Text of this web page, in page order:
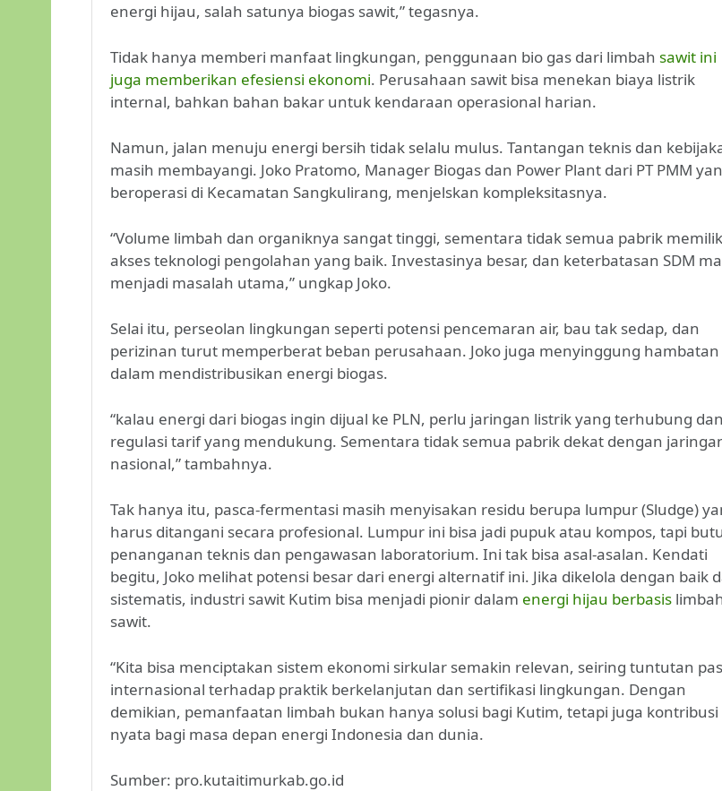
energi hijau, salah satunya biogas sawit,” tegasnya.
Tidak hanya memberi manfaat lingkungan, penggunaan bio gas dari limbah sawit ini
juga memberikan efesiensi ekonomi. Perusahaan sawit bisa menekan biaya listrik
internal, bahkan bahan bakar untuk kendaraan operasional harian.
Namun, jalan menuju energi bersih tidak selalu mulus. Tantangan teknis dan
masih membayangi. Joko Pratomo, Manager Biogas dan Power Plant dari PT PMM
beroperasi di Kecamatan Sangkulirang, menjelskan kompleksitasnya.
“Volume limbah dan organiknya sangat tinggi, sementara tidak semua pabrik
akses teknologi pengolahan yang baik. Investasinya besar, dan keterbatasan SDM
menjadi masalah utama,” ungkap Joko.
Selai itu, perseolan lingkungan seperti potensi pencemaran air, bau tak sedap, dan
perizinan turut memperberat beban perusahaan. Joko juga menyinggung hambatan
dalam mendistribusikan energi biogas.
“kalau energi dari biogas ingin dijual ke PLN, perlu jaringan listrik yang terhubung dan
regulasi tarif yang mendukung. Sementara tidak semua pabrik dekat dengan
nasional,” tambahnya.
Tak hanya itu, pasca-fermentasi masih menyisakan residu berupa lumpur (Sludge)
harus ditangani secara profesional. Lumpur ini bisa jadi pupuk atau kompos, tapi
penanganan teknis dan pengawasan laboratorium. Ini tak bisa asal-asalan. Kendati
begitu, Joko melihat potensi besar dari energi alternatif ini. Jika dikelola dengan baik
sistematis, industri sawit Kutim bisa menjadi pionir dalam energi hijau berbasis limbah
sawit.
“Kita bisa menciptakan sistem ekonomi sirkular semakin relevan, seiring tuntutan
internasional terhadap praktik berkelanjutan dan sertifikasi lingkungan. Dengan
demikian, pemanfaatan limbah bukan hanya solusi bagi Kutim, tetapi juga kontribusi
nyata bagi masa depan energi Indonesia dan dunia.
Sumber: pro.kutaitimurkab.go.id